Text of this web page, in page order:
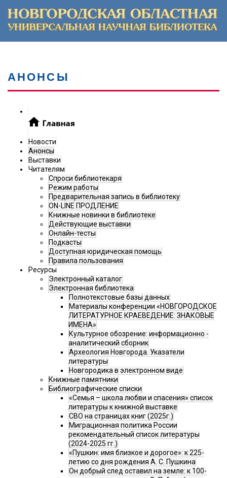
АНОНСЫ
Новости
Анонсы
Выставки
Читателям
Спроси библиотекаря
Режим работы
Предварительная запись в библиотеку
ON-LINE ПРОДЛЕНИЕ
Книжные новинки в библиотеке
Действующие выставки
Онлайн-тесты
Подкасты
Доступная юридическая помощь
Правила пользования
Ресурсы
Электронный каталог
Электронная библиотека
Полнотекстовые базы данных
Материалы конференции «НОВГОРОДСКОЕ
ЛИТЕРАТУРНОЕ КРАЕВЕДЕНИЕ: ЗНАКОВЫЕ
ИМЕНА»
Культурное обозрение: информационно -
аналитический сборник
Археология Новгорода. Указатели
литературы
Новгородика в электронном виде
Книжные памятники
Библиографические списки
«Семья – школа любви и спасения» список
литературы к книжной выставке
СВО на страницах книг (2025г.)
Миграционная политика России
рекомендательный список литературы
(2024-2025 гг.)
«Пушкин: имя близкое и дорогое»: к 225-
летию со дня рождения А. С. Пушкина
Он добрый след оставил на земле: к 100-